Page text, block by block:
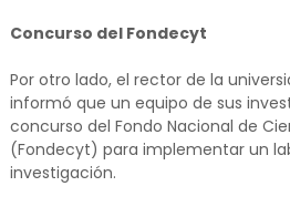
Concurso del Fondecyt
Por otro lado, el rector de la
informó que un equipo de sus
concurso del Fondo Nacional de
(Fondecyt) para implementar un
investigación.